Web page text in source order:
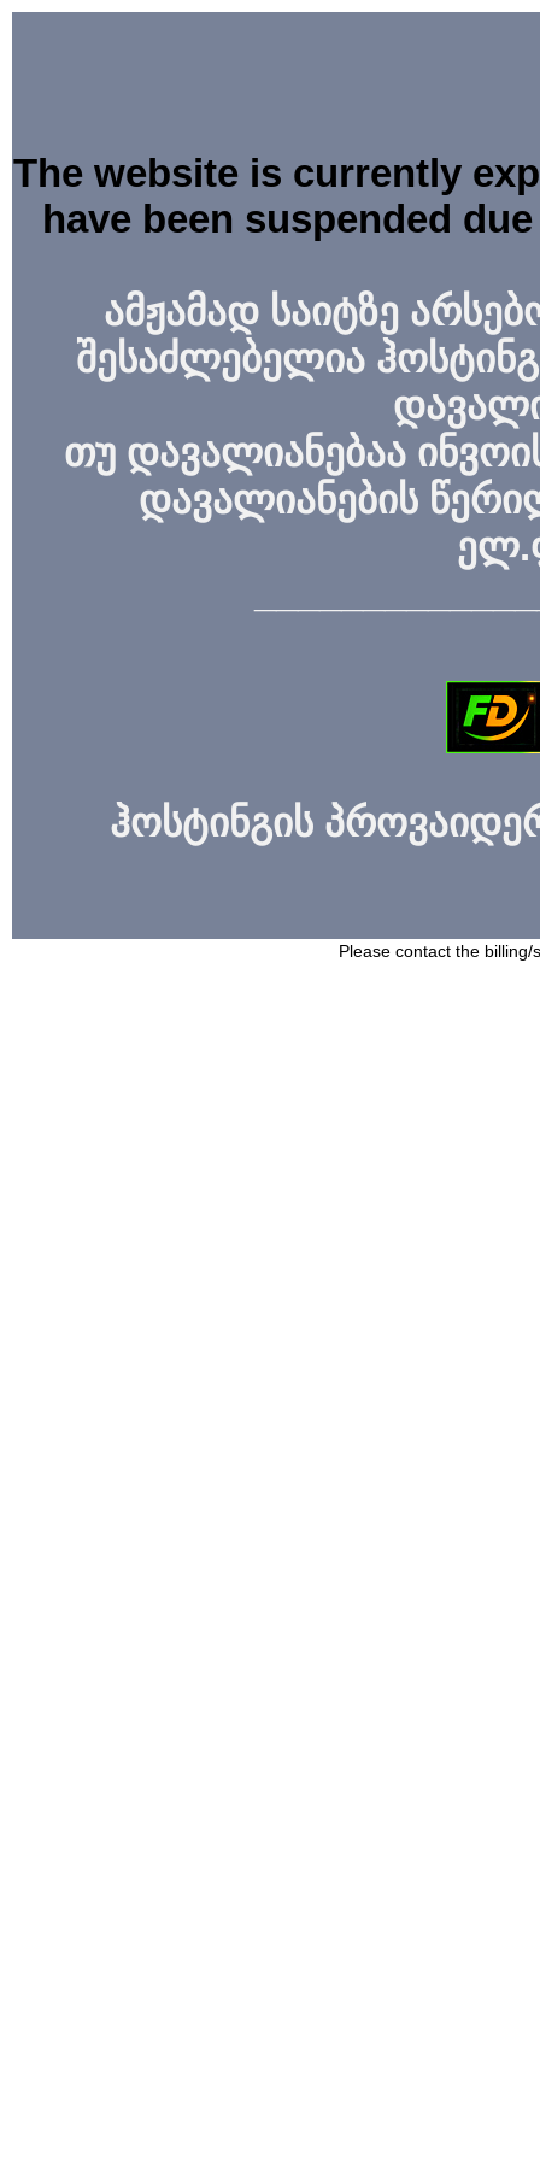
The website is currently
have been suspended
ამჟამად საიტზე
შესაძლებელია
თუ დავალიანებაა
დავალიანების
ჰოსტინგის
Please contact the